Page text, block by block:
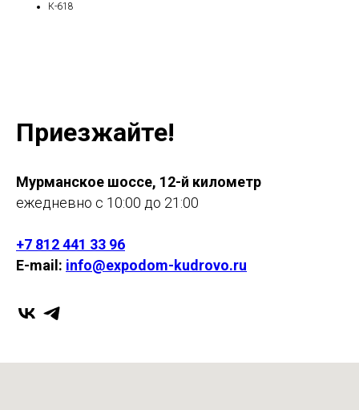
К-618
Приезжайте!
Мурманское шоссе, 12-й километр
ежедневно с 10:00 до 21:00
+7 812 441 33 96
E-mail: info@expodom-kudrovo.ru